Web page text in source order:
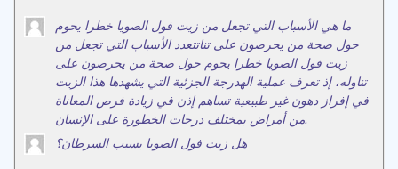
ما هي الأسباب التي تجعل من زيت فول الصويا خطرا يحوم
حول صحة من يحرصون على تناتتعدد الأسباب التي تجعل من
زيت فول الصويا خطرا يحوم حول صحة من يحرصون على
تناوله، إذ تعرف عملية الهدرجة الجزئية التي يشهدها هذا الزيت
في إفراز دهون غير طبيعية تساهم إذن في زيادة فرص المعاناة
من أمراض بمختلف درجات الخطورة على الإنسان.
هل زيت فول الصويا يسبب السرطان؟